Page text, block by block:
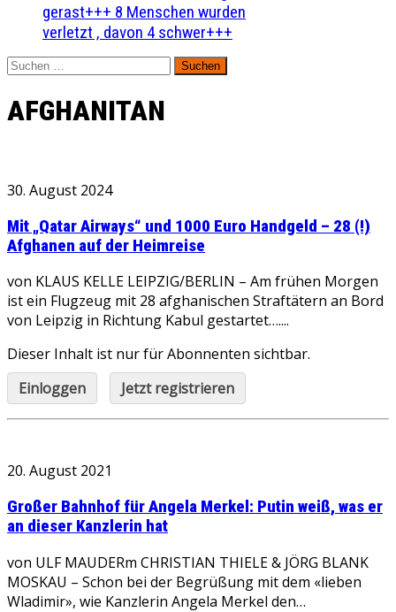
gerast+++ 8 Menschen wurden
verletzt , davon 4 schwer+++
Suchen
nach:
AFGHANITAN
30. August 2024
Mit „Qatar Airways“ und 1000 Euro Handgeld – 28 (!)
Afghanen auf der Heimreise
von KLAUS KELLE LEIPZIG/BERLIN – Am frühen Morgen
ist ein Flugzeug mit 28 afghanischen Straftätern an Bord
von Leipzig in Richtung Kabul gestartet…....
Dieser Inhalt ist nur für Abonnenten sichtbar.
Einloggen
Jetzt registrieren
20. August 2021
Großer Bahnhof für Angela Merkel: Putin weiß, was er
an dieser Kanzlerin hat
von ULF MAUDERm CHRISTIAN THIELE & JÖRG BLANK
MOSKAU – Schon bei der Begrüßung mit dem «lieben
Wladimir», wie Kanzlerin Angela Merkel den…